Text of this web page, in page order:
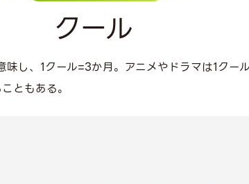
クール
し、1クール=3か月。アニメやドラマは1クー
ともある。